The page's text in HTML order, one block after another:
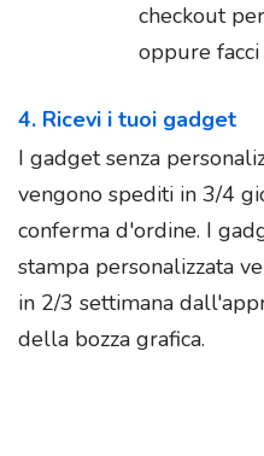
checkout
oppure facci
4. Ricevi i tuoi gadget
I gadget senza
vengono spediti in 3/4
conferma d'ordine. I
stampa personalizzata
in 2/3 settimana
della bozza grafica.